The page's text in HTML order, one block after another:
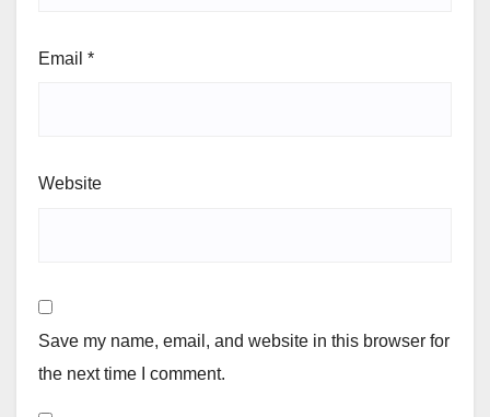
Email *
Website
Save my name, email, and website in this browser for
the next time I comment.